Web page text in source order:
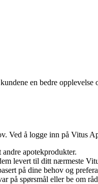
en bedre
Ved å logge inn på Vitus
apotekprodukter.
levert til ditt nærmeste
på dine behov og
på spørsmål eller be om